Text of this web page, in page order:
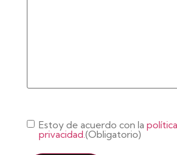
Consentimiento(Obligatorio)
Estoy de acuerdo con la
privacidad.(Obligatorio)